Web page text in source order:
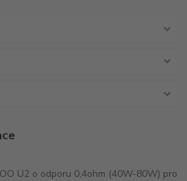
U2 o odporu 0,4ohm (40W-80W) pro